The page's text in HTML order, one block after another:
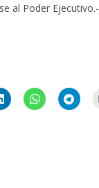
al Poder Ejecutivo.-